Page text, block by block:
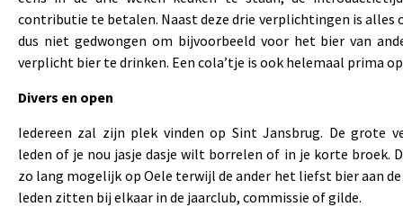
contributie te betalen. Naast deze drie verplichtingen is alles
dus niet gedwongen om bijvoorbeeld voor het bier van
verplicht bier te drinken. Een cola’tje is ook helemaal prima
Divers en open
Iedereen zal zijn plek vinden op Sint Jansbrug. De grote
leden of je nou jasje dasje wilt borrelen of in je korte broek.
zo lang mogelijk op Oele terwijl de ander het liefst bier aan
leden zitten bij elkaar in de jaarclub, commissie of gilde.